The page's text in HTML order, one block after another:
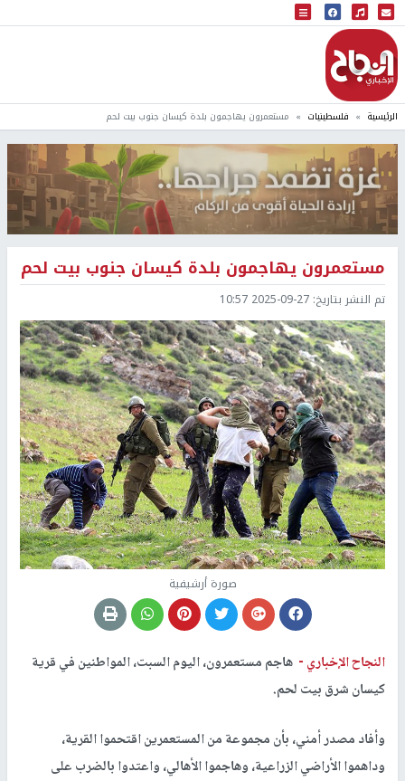
البث المباشر
إذاعة النجاح
الرئيسية فلسطينيات مستعمرون يهاجمون بلدة كيسان جنوب بيت لحم
مستعمرون يهاجمون بلدة كيسان جنوب بيت لحم
تم النشر بتاريخ: 2025-09-27 10:57
صورة أرشيفية
النجاح الإخباري - هاجم مستعمرون، اليوم السبت، المواطنين في قرية
كيسان شرق بيت لحم.
وأفاد مصدر أمني، بأن مجموعة من المستعمرين اقتحموا القرية،
وداهموا الأراضي الزراعية، وهاجموا الأهالي، واعتدوا بالضرب على